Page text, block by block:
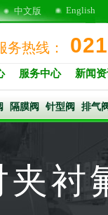
English
中文版
务热线：
服务中心 新闻
隔膜阀 针型阀 排气
衬